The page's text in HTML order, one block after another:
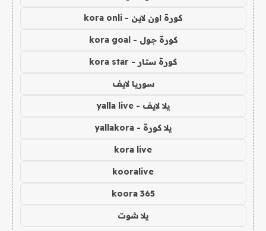
كورة اون لاين - kora onli
كورة جول - kora goal
كورة ستار - kora star
سوريا لايف
يلا لايف - yalla live
يلا كورة - yallakora
kora live
kooralive
koora 365
يلا شوت